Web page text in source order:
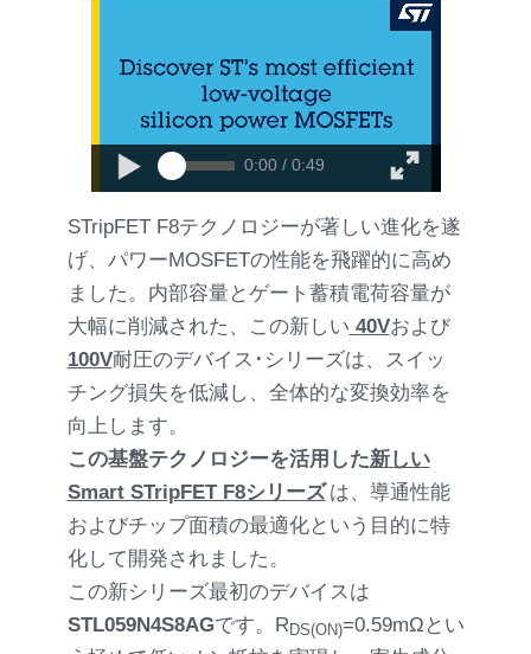
0:00 / 0:49
STripFET F8テクノロジーが著しい進化を遂
げ、パワーMOSFETの性能を飛躍的に高め
ました。内部容量とゲート蓄積電荷容量が
大幅に削減された、この新しい 40Vおよび
100V耐圧のデバイス･シリーズは、スイッ
チング損失を低減し、全体的な変換効率を
向上します。
この基盤テクノロジーを活用した新しい
Smart STripFET F8シリーズは、導通性能
およびチップ面積の最適化という目的に特
化して開発されました。
この新シリーズ最初のデバイスは
STL059N4S8AGです。RDS(ON)=0.59mΩとい